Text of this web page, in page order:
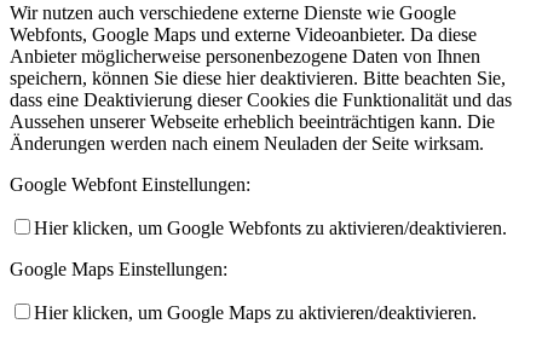
Wir nutzen auch verschiedene externe Dienste wie Google
Webfonts, Google Maps und externe Videoanbieter. Da diese
Anbieter möglicherweise personenbezogene Daten von Ihnen
speichern, können Sie diese hier deaktivieren. Bitte beachten Sie,
dass eine Deaktivierung dieser Cookies die Funktionalität und das
Aussehen unserer Webseite erheblich beeinträchtigen kann. Die
Änderungen werden nach einem Neuladen der Seite wirksam.
Google Webfont Einstellungen:
Hier klicken, um Google Webfonts zu aktivieren/deaktivieren.
Google Maps Einstellungen:
Hier klicken, um Google Maps zu aktivieren/deaktivieren.